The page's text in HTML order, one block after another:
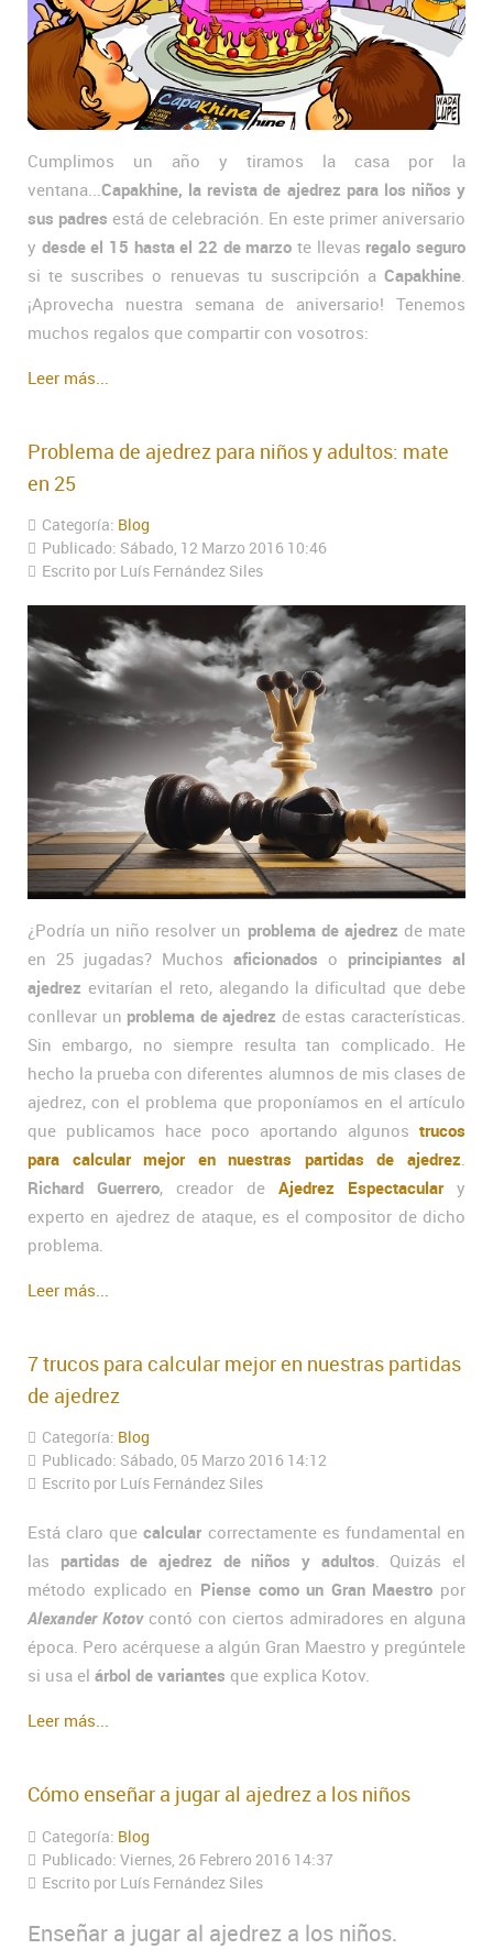
Cumplimos un año y tiramos la casa por la
ventana... Capakhine, la revista de ajedrez para los niños y
sus padres está de celebración. En este primer aniversario
y desde el 15 hasta el 22 de marzo te llevas regalo seguro
si te suscribes o renuevas tu suscripción a Capakhine
¡Aprovecha nuestra semana de aniversario! Tenemos
muchos regalos que compartir con vosotros:
Leer más...
Problema de ajedrez para niños y adultos: mate
en 25
Categoría: Blog
Publicado: Sábado, 12 Marzo 2016 10:46
Escrito por Luís Fernández Siles
¿Podría un niño resolver un problema de ajedrez de mate
en 25 jugadas? Muchos aficionados o principiantes al
ajedrez evitarían el reto, alegando la dificultad que debe
conllevar un problema de ajedrez de estas características.
Sin embargo, no siempre resulta tan complicado. He
hecho la prueba con diferentes alumnos de mis clases de
ajedrez, con el problema que proponíamos en el artículo
que publicamos hace poco aportando algunos trucos
para calcular mejor en nuestras partidas de ajedrez
Richard Guerrero, creador de Ajedrez Espectaculary
experto en ajedrez de ataque, es el compositor de dicho
problema.
Leer más...
7 trucos para calcular mejor en nuestras partidas
de ajedrez
Categoría: Blog
Publicado: Sábado, 05 Marzo 2016 14:12
Escrito por Luís Fernández Siles
Está claro que calcular correctamente es fundamental en
las partidas de ajedrez de niños y adultos. Quizás el
método explicado en Piense como un Gran Maestro por
Alexander Kotovcontó con ciertos admiradores en alguna
época. Pero acérquese a algún Gran Maestro y pregúntele
si usa el árbol de variantes que explica Kotov.
Leer más...
Cómo enseñar a jugar al ajedrez a los niños
Categoría: Blog
Publicado: Viernes, 26 Febrero 2016 14:37
Escrito por Luís Fernández Siles
Enseñar a jugar al ajedrez a los niños.